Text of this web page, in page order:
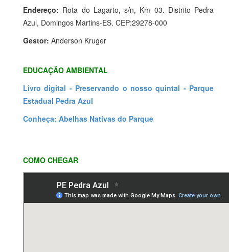
Endereço: Rota do Lagarto, s/n, Km 03. Distrito Pedra
Azul, Domingos Martins-ES. CEP:29278-000
Gestor: Anderson Kruger
EDUCAÇÃO AMBIENTAL
Livro digital - Preservando o nosso quintal - Parque
Estadual Pedra Azul
Conheça: Abelhas Nativas do Parque
COMO CHEGAR